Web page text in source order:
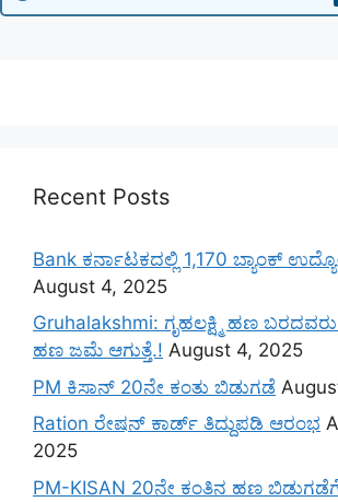
Recent Posts
Bank ಕರ್ನಾಟಕದಲ್ಲಿ 1,170 ಬ್ಯಾಂಕ್
August 4, 2025
Gruhalakshmi: ಗೃಹಲಕ್ಷ್ಮಿ ಹಣ
ಹಣ ಜಮೆ‌ ಆಗುತ್ತೆ.! August 4, 2025
PM ಕಿಸಾನ್ 20ನೇ ಕಂತು ಬಿಡುಗಡೆ
Ration ರೇಷನ್ ಕಾರ್ಡ್ ತಿದ್ದುಪಡಿ ಆರಂಭ
2025
PM-KISAN 20ನೇ ಕಂತಿನ ಹಣ